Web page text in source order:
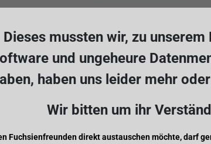
mussten wir, zu
und ungeheure
haben uns leider mehr
Wir bitten um ihr
Fuchsienfreunden direkt austauschen möchte, darf